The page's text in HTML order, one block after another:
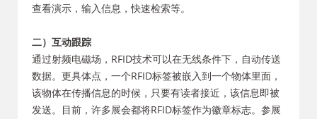
查看演示，输入信息，快速检索等。
二）互动跟踪
通过射频电磁场，RFID技术可以在无线条件下，自动传送
数据。更具体点，一个RFID标签被嵌入到一个物体里面，
该物体在传播信息的时候，只要有读者接近，该信息即被
发送。目前，许多展会都将RFID标签作为徽章标志。参展